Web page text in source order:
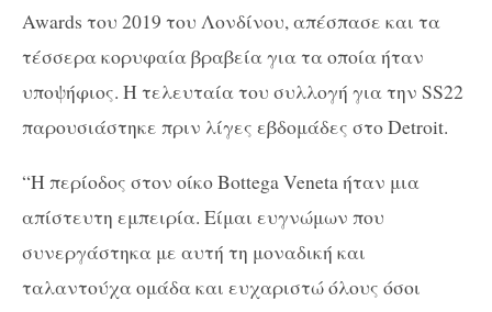
Awards του 2019 του Λονδίνου, απέσπασε και τα
τέσσερα κορυφαία βραβεία για τα οποία ήταν
υποψήφιος. Η τελευταία του συλλογή για την SS22
παρουσιάστηκε πριν λίγες εβδομάδες στο Detroit.
“Η περίοδος στον οίκο Bottega Veneta ήταν μια
απίστευτη εμπειρία. Είμαι ευγνώμων που
συνεργάστηκα με αυτή τη μοναδική και
ταλαντούχα ομάδα και ευχαριστώ όλους όσοι